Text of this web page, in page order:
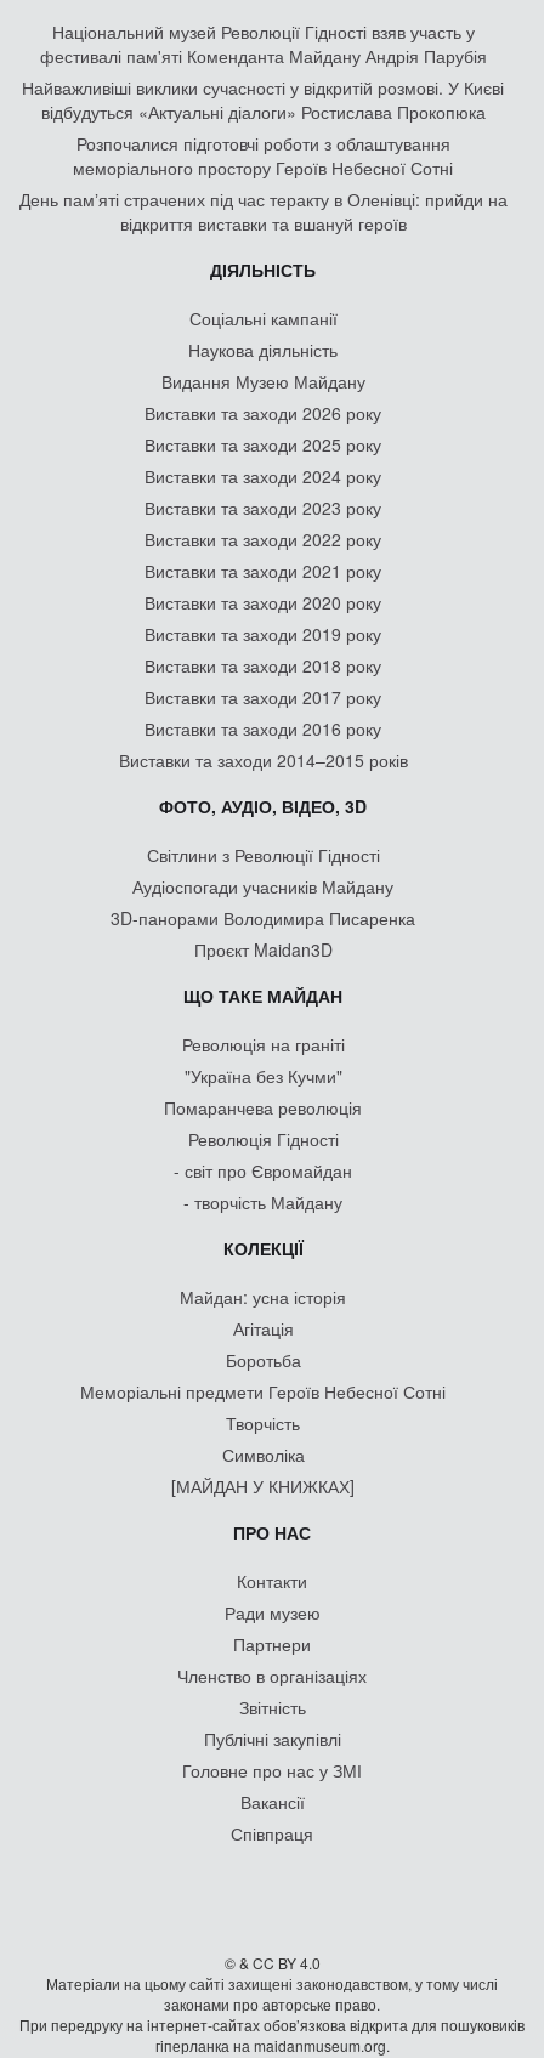
Національний музей Революції Гідності взяв участь у
фестивалі пам'яті Коменданта Майдану Андрія Парубія
Найважливіші виклики сучасності у відкритій розмові. У Києві
відбудуться «Актуальні діалоги» Ростислава Прокопюка
Розпочалися підготовчі роботи з облаштування
меморіального простору Героїв Небесної Сотні
День памʼяті страчених під час теракту в Оленівці: прийди на
відкриття виставки та вшануй героїв
ДІЯЛЬНІСТЬ
Соціальні кампанії
Наукова діяльність
Видання Музею Майдану
Виставки та заходи 2026 року
Виставки та заходи 2025 року
Виставки та заходи 2024 року
Виставки та заходи 2023 року
Виставки та заходи 2022 року
Виставки та заходи 2021 року
Виставки та заходи 2020 року
Виставки та заходи 2019 року
Виставки та заходи 2018 року
Виставки та заходи 2017 року
Виставки та заходи 2016 року
Виставки та заходи 2014–2015 років
ФОТО, АУДІО, ВІДЕО, 3D
Світлини з Революції Гідності
Аудіоспогади учасників Майдану
3D-панорами Володимира Писаренка
Проєкт Maidan3D
ЩО ТАКЕ МАЙДАН
Революція на граніті
"Україна без Кучми"
Помаранчева революція
Революція Гідності
- світ про Євромайдан
- творчість Майдану
КОЛЕКЦІЇ
Майдан: усна історія
Агітація
Боротьба
Меморіальні предмети Героїв Небесної Сотні
Творчість
Символіка
[МАЙДАН У КНИЖКАХ]
ПРО НАС
Контакти
Ради музею
Партнери
Членство в організаціях
Звітність
Публічні закупівлі
Головне про нас у ЗМІ
Вакансії
Співпраця
© & CC BY 4.0
Матеріали на цьому сайті захищені законодавством, у тому числі
законами про авторське право.
При передруку на iнтернет-сайтах обов’язкова відкрита для пошуковиків
гiперланка на maidanmuseum.org.